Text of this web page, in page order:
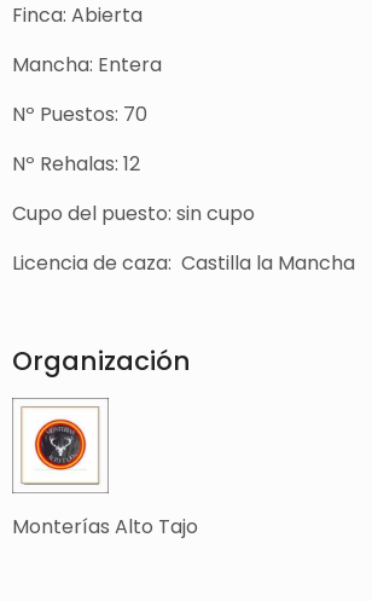
Finca: Abierta
Mancha: Entera
Nº Puestos: 70
Nº Rehalas: 12
Cupo del puesto: sin cupo
Licencia de caza: Castilla la Mancha
Organización
Monterías Alto Tajo